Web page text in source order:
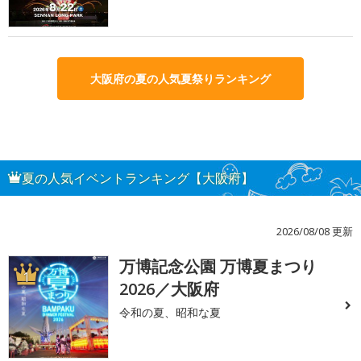
大阪府の夏の人気夏祭りランキング
夏の人気イベントランキング【大阪府】
2026/08/08 更新
1
万博記念公園 万博夏まつり
2026／大阪府
令和の夏、昭和な夏